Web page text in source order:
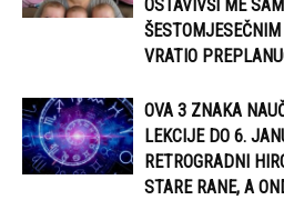
OSTAVIVŠI ME
VRATIO
OVA 3 ZNAKA
LEKCIJE DO 6.
RETROGRADNI
STARE RANE, A